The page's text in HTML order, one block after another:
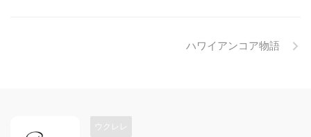
ハワイアンコア物語
ウクレレ